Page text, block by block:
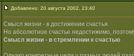
Добавлено: 20 августа 2002, 23:40
Смысл жизни - в достижении счастья.
Но абсолютное счастье недостижимо,
Смысл жизни - в стремлении к счастью